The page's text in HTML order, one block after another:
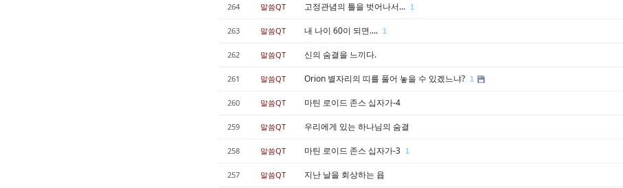
264 말씀QT 고정관념의 틀을 벗어나서... 1
263 말씀QT 내 나이 60이 되면.... 1
262 말씀QT 신의 숨결을 느끼다.
261 말씀QT Orion 별자리의 띠를 풀어 놓을 수 있겠느냐? 1
260 말씀QT 마틴 로이드 존스 십자가-4
259 말씀QT 우리에게 있는 하나님의 숨결
258 말씀QT 마틴 로이드 존스 십자가-3 1
257 말씀QT 지난 날을 회상하는 욥